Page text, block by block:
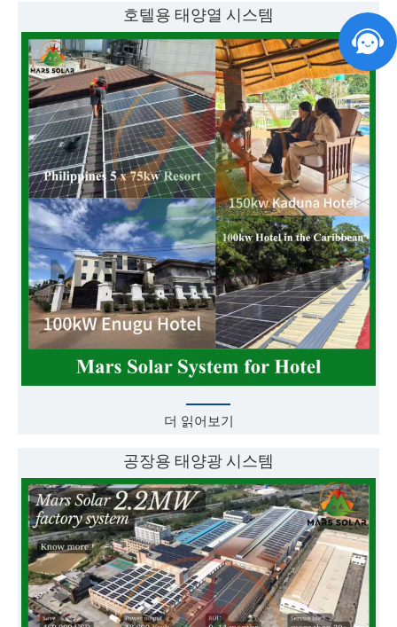
호텔용 태양열 시스템
더 읽어보기
공장용 태양광 시스템